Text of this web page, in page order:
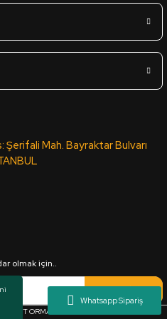
TL
Şerifali Mah. Bayraktar Bulvarı
olmak için..
Kaydol
ORMAN ÜRÜNLERİ SAN. VE TİC. LTD.